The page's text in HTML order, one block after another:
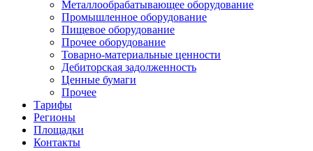
Металлообрабатывающее оборудование
Промышленное оборудование
Пищевое оборудование
Прочее оборудование
Товарно-материальные ценности
Дебиторская задолженность
Ценные бумаги
Прочее
Тарифы
Регионы
Площадки
Контакты